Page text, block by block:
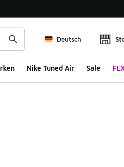
Deutsch
Nike Tuned Air Sale